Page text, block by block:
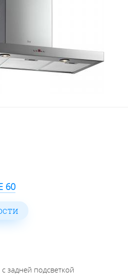
60
задней подсветкой